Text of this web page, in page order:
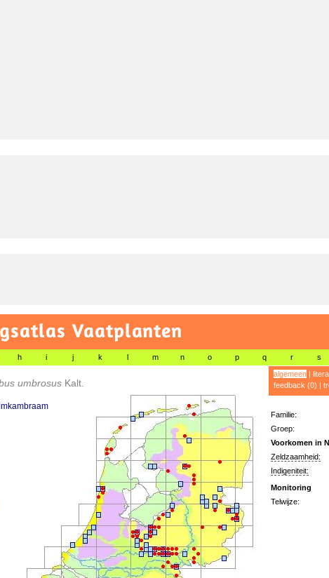
Vaatplanten
h i j k l m n o p q r s
umbrosus Kalt.
algemeen|
feedback (0) |
Familie:
Groep:
Voorkomen in
Zeldzaamheid:
Indigeniteit:
Monitoring
Telwijze: